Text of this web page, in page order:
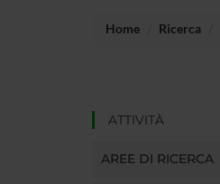
Home Ricerca
ATTIVITÀ
AREE DI RICERCA